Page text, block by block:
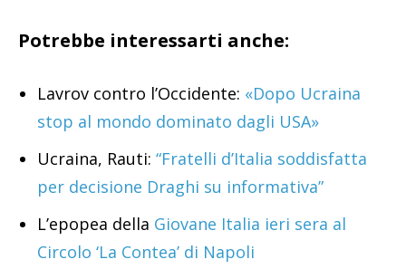
Potrebbe interessarti anche:
Lavrov contro l’Occidente: «Dopo Ucraina
stop al mondo dominato dagli USA»
Ucraina, Rauti: “Fratelli d’Italia soddisfatta
per decisione Draghi su informativa”
L’epopea della Giovane Italia ieri sera al
Circolo ‘La Contea’ di Napoli